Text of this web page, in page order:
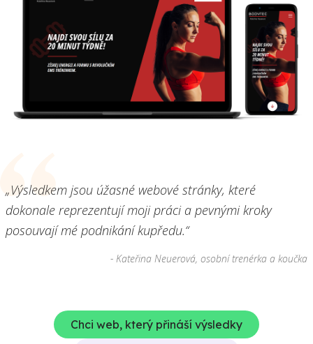
„Výsledkem jsou úžasné webové stránky, které
dokonale reprezentují moji práci a pevnými kroky
posouvají mé podnikání kupředu.“
- Kateřina Neuerová, osobní trenérka a koučka
Chci web, který přináší výsledky